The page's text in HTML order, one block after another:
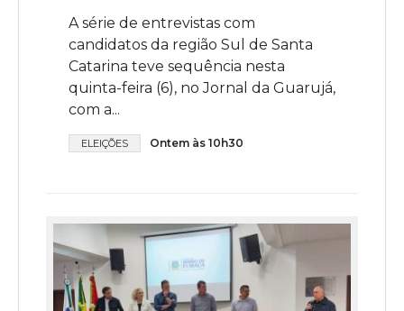
A série de entrevistas com
candidatos da região Sul de Santa
Catarina teve sequência nesta
quinta-feira (6), no Jornal da Guarujá,
com a...
ELEIÇÕES Ontem às 10h30